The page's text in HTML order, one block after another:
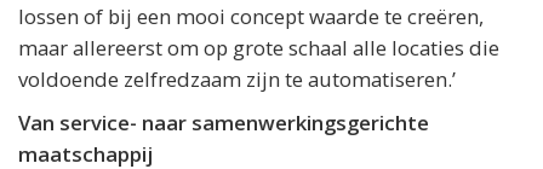
lossen of bij een mooi concept waarde te creëren,
maar allereerst om op grote schaal alle locaties die
voldoende zelfredzaam zijn te automatiseren.’
Van service- naar samenwerkingsgerichte
maatschappij